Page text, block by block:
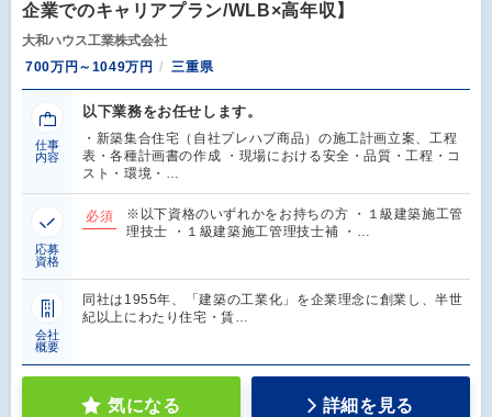
企業でのキャリアプラン/WLB×高年収】
大和ハウス工業株式会社
700万円～1049万円
三重県
仕事
内容
以下業務をお任せします。
・新築集合住宅（自社プレハブ商品）の施工計画立案、工程
表・各種計画書の作成 ・現場における安全・品質・工程・コ
スト・環境・…
応募
資格
必須
※以下資格のいずれかをお持ちの方 ・１級建築施工管
理技士 ・１級建築施工管理技士補 ・…
会社
概要
同社は1955年、「建築の工業化」を企業理念に創業し、半世
紀以上にわたり住宅・賃…
気になる 詳細を見る